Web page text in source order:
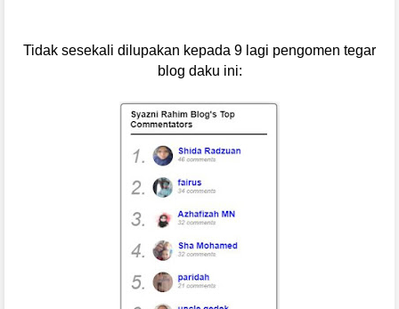
Tidak sesekali dilupakan kepada 9 lagi pengomen tegar
blog daku ini: